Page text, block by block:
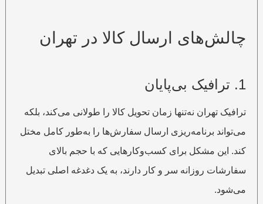
چالش‌های ارسال کالا در تهران
1. ترافیک بی‌پایان
ترافیک تهران نه‌تنها زمان تحویل کالا را طولانی می‌کند، بلکه
می‌تواند برنامه‌ریزی ارسال سفارش‌ها را به‌طور کامل مختل
کند. این مشکل برای کسب‌وکارهایی که با حجم بالای
سفارشات روزانه سر و کار دارند، به یک دغدغه اصلی تبدیل
می‌شود.